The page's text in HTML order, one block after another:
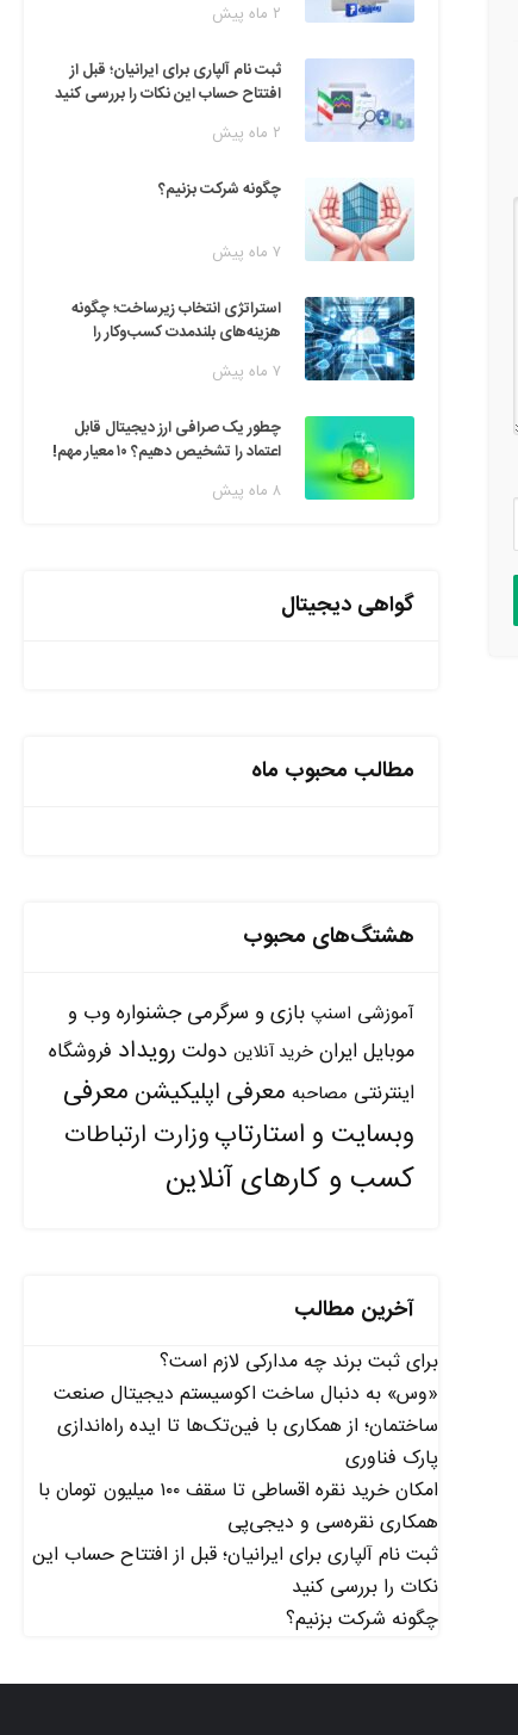
۲ ماه پیش
ثبت نام آلپاری برای ایرانیان؛ قبل از
افتتاح حساب این نکات را بررسی کنید
۲ ماه پیش
چگونه شرکت بزنیم؟
۷ ماه پیش
استراتژی انتخاب زیرساخت؛ چگونه
هزینه‌های بلندمدت کسب‌وکار را
۷ ماه پیش
چطور یک صرافی ارز دیجیتال قابل
اعتماد را تشخیص دهیم؟ ۱۰ معیار مهم!
۸ ماه پیش
گواهی دیجیتال
مطالب محبوب ماه
هشتگ‌های محبوب
آموزشی اسنپ بازی و سرگرمی جشنواره وب و
موبایل ایران خرید آنلاین دولت رویداد فروشگاه
اینترنتی مصاحبه معرفی اپلیکیشن معرفی
وبسایت و استارتاپوزارت ارتباطات
کسب و کارهای آنلاین
آخرین مطالب
برای ثبت برند چه مدارکی لازم است؟
«وس» به دنبال ساخت اکوسیستم دیجیتال صنعت
ساختمان؛ از همکاری با فین‌تک‌ها تا ایده راه‌اندازی
پارک فناوری
امکان خرید نقره اقساطی تا سقف ۱۰۰ میلیون تومان با
همکاری نقره‌سی و دیجی‌پی
ثبت نام آلپاری برای ایرانیان؛ قبل از افتتاح حساب این
نکات را بررسی کنید
چگونه شرکت بزنیم؟